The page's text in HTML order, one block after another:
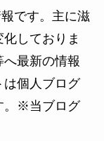
です。主に滋
しておりま
最新の情報
は個人ブログ
。※当ブログ